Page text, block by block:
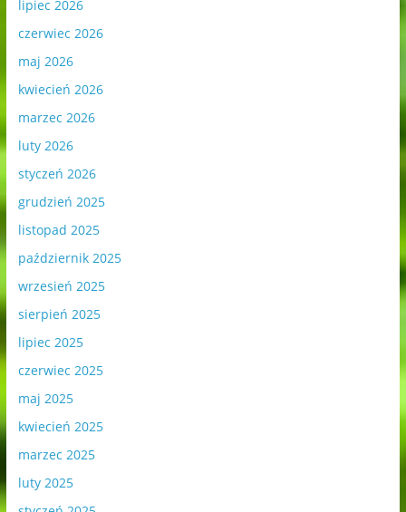
lipiec 2026
czerwiec 2026
maj 2026
kwiecień 2026
marzec 2026
luty 2026
styczeń 2026
grudzień 2025
listopad 2025
październik 2025
wrzesień 2025
sierpień 2025
lipiec 2025
czerwiec 2025
maj 2025
kwiecień 2025
marzec 2025
luty 2025